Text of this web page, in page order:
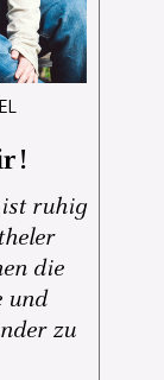
ruhig
die
und
zu